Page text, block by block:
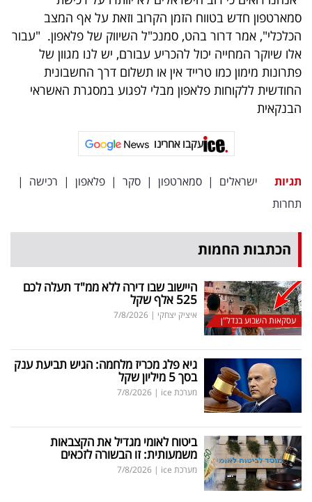
סמארטפון חדש בטווח הזמן הקרוב וזאת על אף המצב
הכלכלי", אמר דרור בהט, סמנכ"ל השיווק של פלאפון. "עבור
אלו שיוקר המחייה יכול להכריע עבורם, יש לנו מגוון של
פתרונות מימון כמו טרייד אין או תשלום דרך החשבונית
החודשית ללקוחות פלאפון מבלי לפגוע במסגרת האשראי
הבנקאית
עקבו אחרינו
תגיות ישראלים | סמארטפון | סקר | פלאפון | רכישה |
תחרות
הכתבות החמות
עסקאות השבוע בנדל"ן
היישוב שבו דירה ללא ממ"ד תעלה לכם
525 אלף שקל
איציק יצחקי |
7/8/2026
גיא פלג מכריז מלחמה: הגיש תביעת ענק
בסך 5 מיליון שקל
מערכת ice |
7/8/2026
ביטוח לאומי מגדיל את הקצבאות
משמעותית: זו הבשורה לזכאים
מערכת ice |
7/8/2026